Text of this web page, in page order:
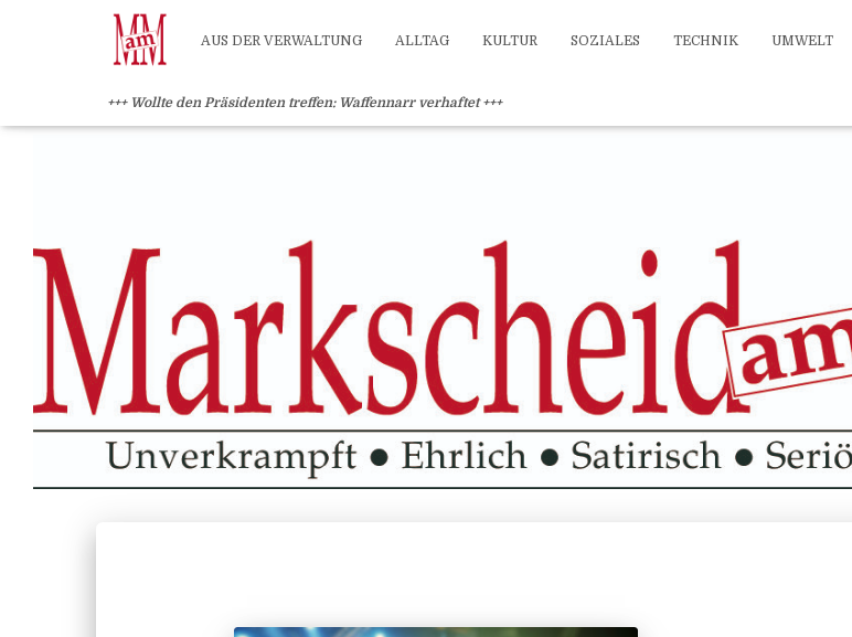
AUS DER VERWALTUNG ALLTAG KULTUR SOZIALES TECHNIK UMWELT
+++ Wollte den Präsidenten treffen: Waffennarr verhaftet +++